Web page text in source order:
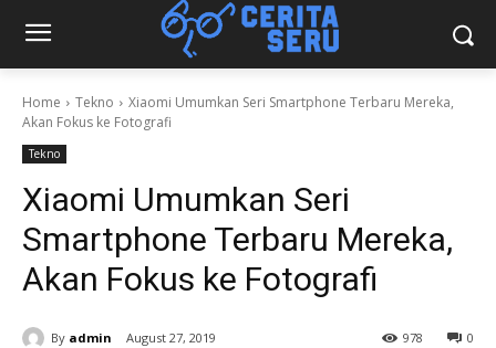
Home Tekno
Xiaomi Umumkan Seri Smartphone Terbaru Mereka,
Akan Fokus ke Fotografi
Tekno
Xiaomi Umumkan Seri
Smartphone Terbaru Mereka,
Akan Fokus ke Fotografi
By admin August 27, 2019 0
978